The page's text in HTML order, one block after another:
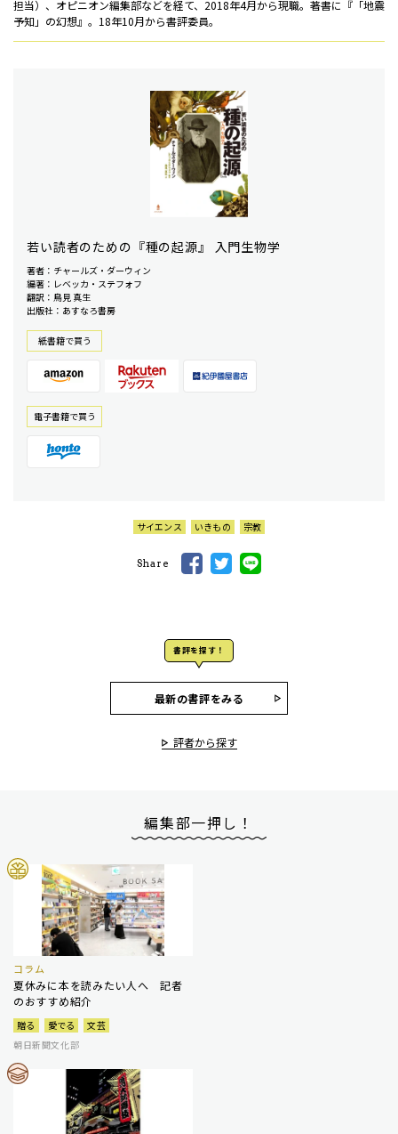
担当）、オピニオン編集部などを経て、2018年4月から現職。著書に『「地震
予知」の幻想』。18年10月から書評委員。
若い読者のための『種の起源』 入門生物学
著者：チャールズ・ダーウィン
編著：レベッカ・ステフォフ
翻訳：鳥見 真生
出版社：あすなろ書房
紙書籍で買う
電⼦書籍で買う
サイエンス いきもの 宗教
Share
書評を探す！
最新の書評をみる
評者から探す
編集部一押し！
コラム
夏休みに本を読みたい人へ 記者
のおすすめ紹介
贈る 愛でる
文芸
朝日新聞文化部